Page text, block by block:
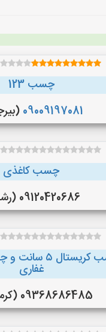
چسب 123
09009197081
چسب کاغذی
09120420686 (رشت )
چسب کریستال
غفاری
09368686485 (کرمانشاه )